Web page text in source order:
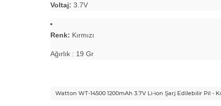
Voltaj: 3.7V
Renk: Kırmızı
Ağırlık : 19 Gr
Watton WT-14500 1200mAh 3.7V Li-ion Şarj Edilebilir Pil -